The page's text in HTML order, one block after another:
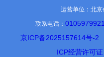
运营单位：北京
联系电话：
京ICP备2025157614号-2
ICP经营许可